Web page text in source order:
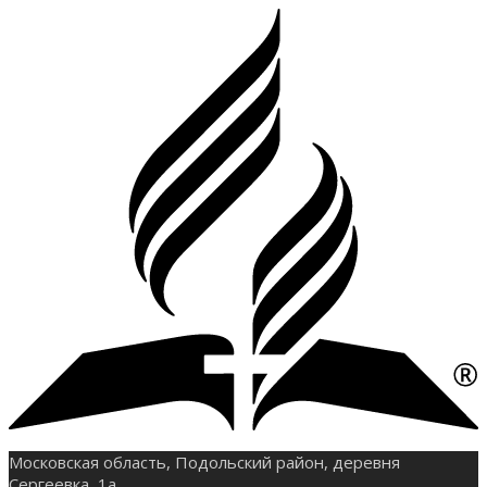
Московская область, Подольский район, деревня